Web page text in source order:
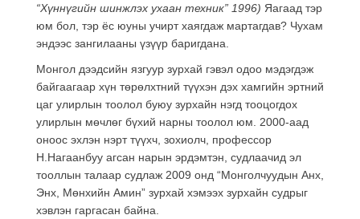
“Хүннүгийн шинжлэх ухаан техник” 1996) Яагаад тэр
юм бол, тэр ёс юуны учирт хаягдаж мартагдав? Чухам
эндээс зангилааны үзүүр баригдана.
Монгол дээдсийн язгуур зурхай гэвэл одоо мэдэгдэж
байгаагаар хүн төрөлхтний түүхэн дэх хамгийн эртний
цаг улирлын тоолол буюу зурхайн нэгд тооцогдох
улирлын мөчлөг бүхий нарны тоолол юм. 2000-аад
оноос эхлэн нэрт түүхч, зохиолч, профессор
Н.Нагаанбуу агсан нарын эрдэмтэн, судлаачид эл
тооллын талаар судлаж 2009 онд “Монголчуудын Анх,
Энх, Мөнхийн Амин” зурхай хэмээх зурхайн судрыг
хэвлэн гаргасан байна.